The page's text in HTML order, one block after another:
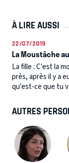
À LIRE AUSSI
22/07/2019
La Moustâche
La fille : C’est la
près, après il y a
qu’est-ce que tu
AUTRES